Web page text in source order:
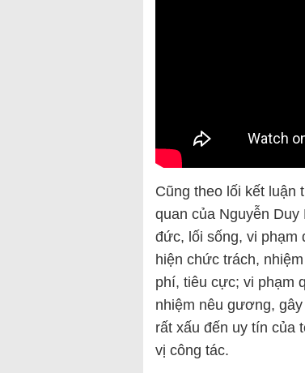
Cũng theo lối kết luận
quan của Nguyễn
đức, lối sống, vi phạm
hiện chức trách,
phí, tiêu cực; vi phạm
nhiệm nêu gương,
rất xấu đến uy tín của
vị công tác.